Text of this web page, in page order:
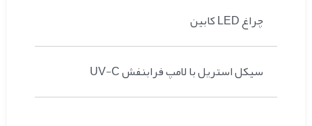
چراغ LED کابین
سیکل استریل با لامپ فرابنفش UV-C